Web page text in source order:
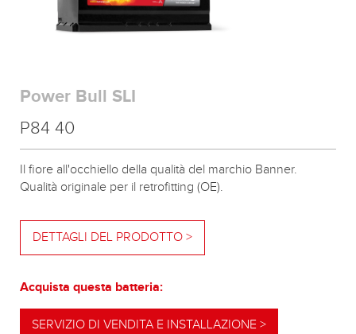
Power Bull SLI
P84 40
Il fiore all'occhiello della qualità del marchio Banner.
Qualità originale per il retrofitting (OE).
DETTAGLI DEL PRODOTTO >
Acquista questa batteria:
SERVIZIO DI VENDITA E INSTALLAZIONE >